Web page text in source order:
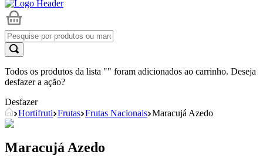
Todos os produtos da lista "" foram adicionados ao carrinho. Deseja
desfazer a ação?
Desfazer
Hortifruti Frutas Frutas Nacionais Maracujá Azedo
Maracujá Azedo